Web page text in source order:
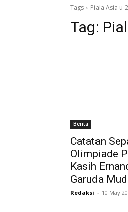
Tags Piala Asia u-
Tag:
Berita
Catatan
Olimpiade
Kasih
Garuda
Redaksi - 10 May